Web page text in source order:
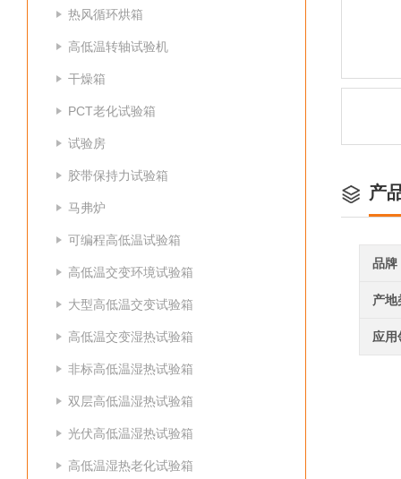
热风循环烘箱
高低温转轴试验机
干燥箱
PCT老化试验箱
试验房
胶带保持力试验箱
马弗炉
可编程高低温试验箱
高低温交变环境试验箱
大型高低温交变试验箱
高低温交变湿热试验箱
非标高低温湿热试验箱
双层高低温湿热试验箱
光伏高低温湿热试验箱
高低温湿热老化试验箱
产
品牌
产地
应用